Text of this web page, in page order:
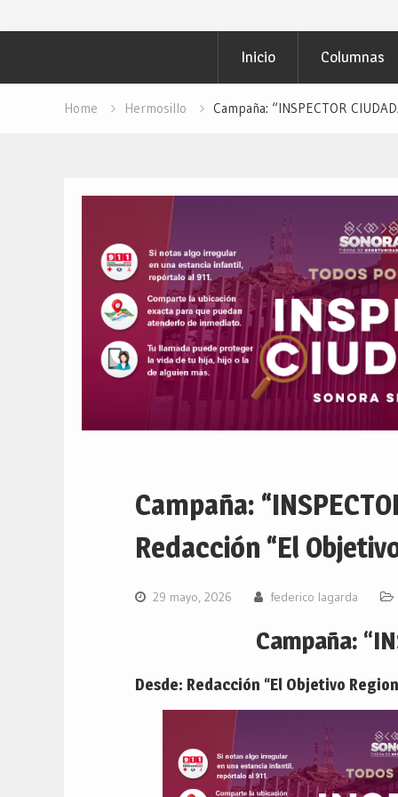
Inicio Columnas
Home Hermosillo Campaña: “INSPECTOR
Campaña:
Redacción “El
29 mayo, 2026 federico lagarda
Campaña:
Desde: Redacción “El Objetivo